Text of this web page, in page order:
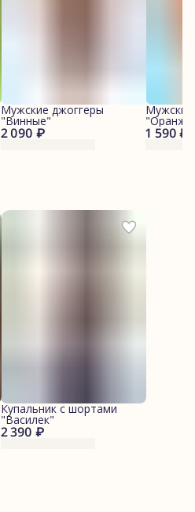
2 090 ₽
Мужские джоггеры
"Винные"
1 590 ₽
2 390 ₽
Купальник с шортами
"Василек"